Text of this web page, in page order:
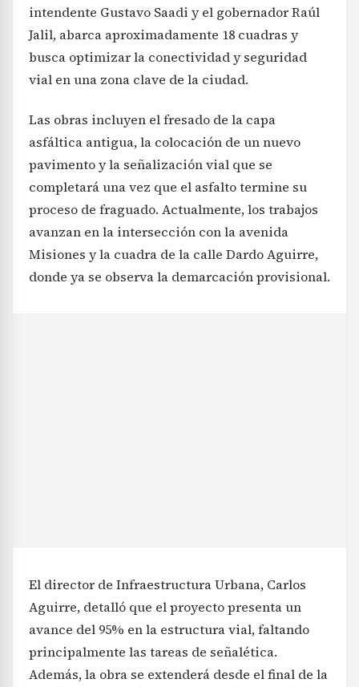
intendente Gustavo Saadi y el gobernador Raúl
Jalil, abarca aproximadamente 18 cuadras y
busca optimizar la conectividad y seguridad
vial en una zona clave de la ciudad.
Las obras incluyen el fresado de la capa
asfáltica antigua, la colocación de un nuevo
pavimento y la señalización vial que se
completará una vez que el asfalto termine su
proceso de fraguado. Actualmente, los trabajos
avanzan en la intersección con la avenida
Misiones y la cuadra de la calle Dardo Aguirre,
donde ya se observa la demarcación provisional.
El director de Infraestructura Urbana, Carlos
Aguirre, detalló que el proyecto presenta un
avance del 95% en la estructura vial, faltando
principalmente las tareas de señalética.
Además, la obra se extenderá desde el final de la